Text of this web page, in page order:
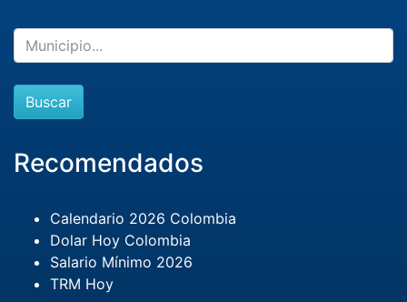
Buscar
Recomendados
Calendario 2026 Colombia
Dolar Hoy Colombia
Salario Mínimo 2026
TRM Hoy